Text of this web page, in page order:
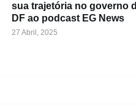
sua trajetória no governo
DF ao podcast EG News
27 Abril, 2025